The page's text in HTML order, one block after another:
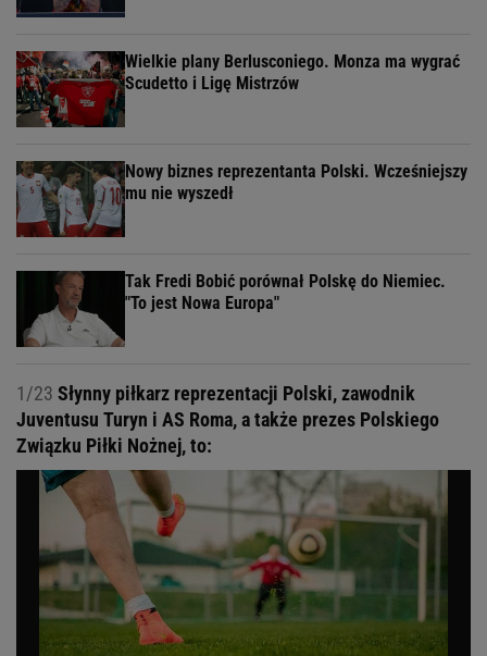
Wielkie plany Berlusconiego. Monza ma wygrać
Scudetto i Ligę Mistrzów
Nowy biznes reprezentanta Polski. Wcześniejszy
mu nie wyszedł
Tak Fredi Bobić porównał Polskę do Niemiec.
"To jest Nowa Europa"
1/23 Słynny piłkarz reprezentacji Polski, zawodnik
Juventusu Turyn i AS Roma, a także prezes Polskiego
Związku Piłki Nożnej, to: